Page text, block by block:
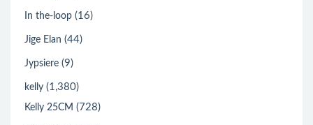
In the-loop (16)
Jige Elan (44)
Jypsiere (9)
kelly (1,380)
Kelly 25CM (728)